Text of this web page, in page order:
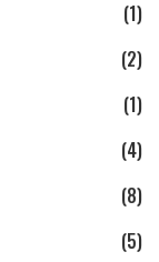
(1)
(2)
(1)
(4)
(8)
(5)